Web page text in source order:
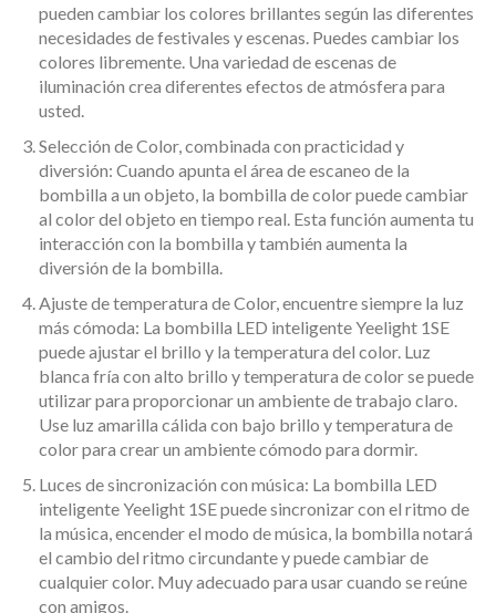
pueden cambiar los colores brillantes según las diferentes
necesidades de festivales y escenas. Puedes cambiar los
colores libremente. Una variedad de escenas de
iluminación crea diferentes efectos de atmósfera para
usted.
Selección de Color, combinada con practicidad y
diversión: Cuando apunta el área de escaneo de la
bombilla a un objeto, la bombilla de color puede cambiar
al color del objeto en tiempo real. Esta función aumenta tu
interacción con la bombilla y también aumenta la
diversión de la bombilla.
Ajuste de temperatura de Color, encuentre siempre la luz
más cómoda: La bombilla LED inteligente Yeelight 1SE
puede ajustar el brillo y la temperatura del color. Luz
blanca fría con alto brillo y temperatura de color se puede
utilizar para proporcionar un ambiente de trabajo claro.
Use luz amarilla cálida con bajo brillo y temperatura de
color para crear un ambiente cómodo para dormir.
Luces de sincronización con música: La bombilla LED
inteligente Yeelight 1SE puede sincronizar con el ritmo de
la música, encender el modo de música, la bombilla notará
el cambio del ritmo circundante y puede cambiar de
cualquier color. Muy adecuado para usar cuando se reúne
con amigos.